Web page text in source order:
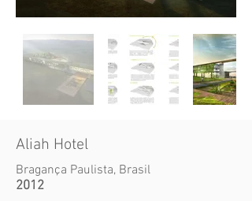
Aliah Hotel
Bragança Paulista, Brasil
2012